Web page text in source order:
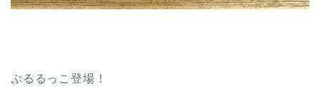
ぷるるっこ登場！